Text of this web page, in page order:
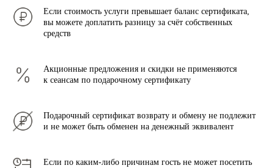
Если стоимость услуги превышает баланс сертификата,
вы можете доплатить разницу за счёт собственных
средств
Акционные предложения и скидки не применяются
к сеансам по подарочному сертификату
Подарочный сертификат возврату и обмену не подлежит
и не может быть обменен на денежный эквивалент
Если по каким-либо причинам гость не может посетить